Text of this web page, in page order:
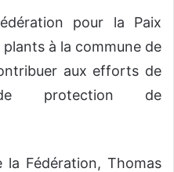
pour la Paix
à la commune de
aux efforts de
protection de
la Fédération, Thomas